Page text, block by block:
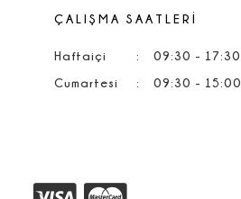
ÇALIŞMA SAATLERİ
Haftaiçi :
09:30 - 17:30
Cumartesi
: 09:30 - 15:00